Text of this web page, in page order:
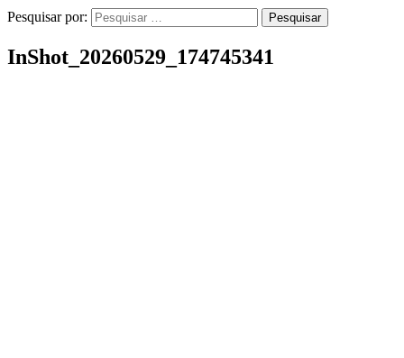
Pesquisar por:
InShot_20260529_174745341